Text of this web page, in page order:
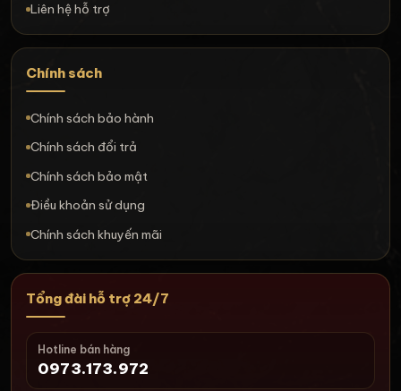
Liên hệ hỗ trợ
Chính sách
Chính sách bảo hành
Chính sách đổi trả
Chính sách bảo mật
Điều khoản sử dụng
Chính sách khuyến mãi
Tổng đài hỗ trợ 24/7
Hotline bán hàng
0973.173.972